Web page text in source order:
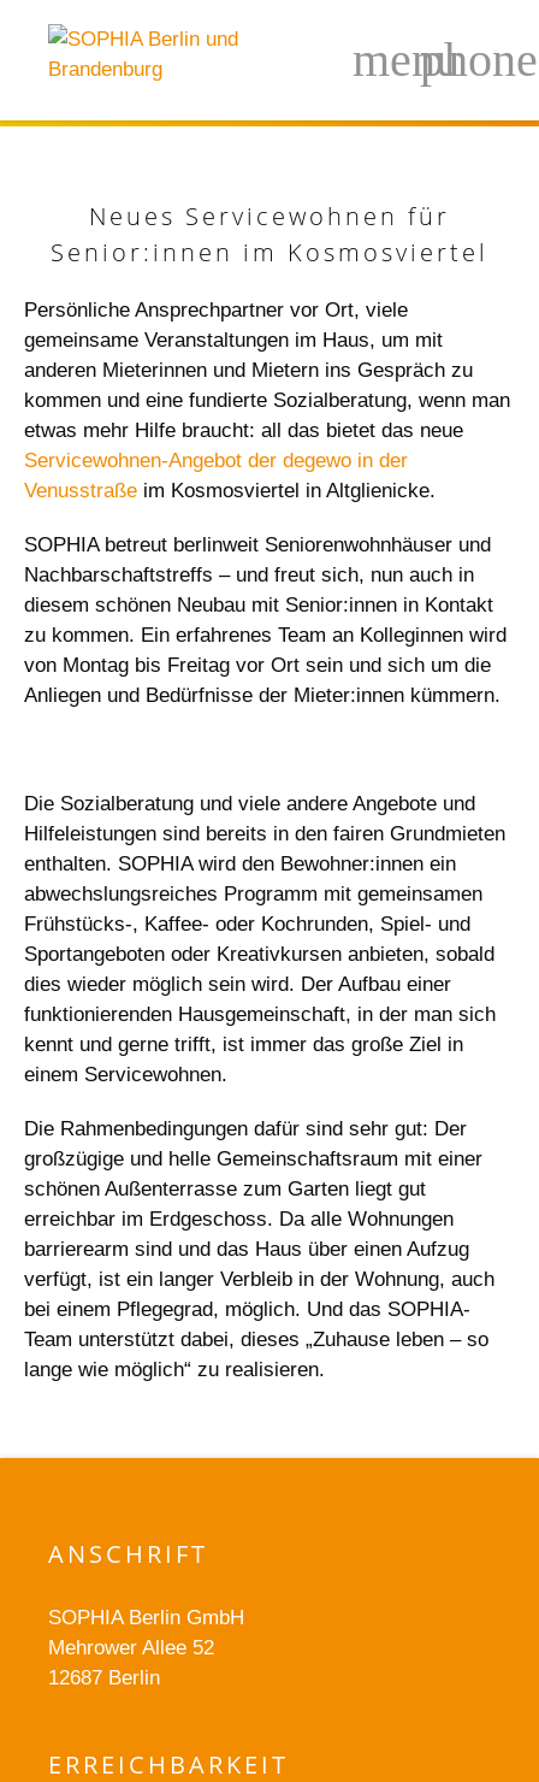
Neues Servicewohnen für
Senior:innen im Kosmosviertel
Persönliche Ansprechpartner vor Ort, viele
gemeinsame Veranstaltungen im Haus, um mit
anderen Mieterinnen und Mietern ins Gespräch zu
kommen und eine fundierte Sozialberatung, wenn man
etwas mehr Hilfe braucht: all das bietet das neue
Servicewohnen-Angebot der degewo in der
Venusstraße im Kosmosviertel in Altglienicke.
SOPHIA betreut berlinweit Seniorenwohnhäuser und
Nachbarschaftstreffs – und freut sich, nun auch in
diesem schönen Neubau mit Senior:innen in Kontakt
zu kommen. Ein erfahrenes Team an Kolleginnen wird
von Montag bis Freitag vor Ort sein und sich um die
Anliegen und Bedürfnisse der Mieter:innen kümmern.
Die Sozialberatung und viele andere Angebote und
Hilfeleistungen sind bereits in den fairen Grundmieten
enthalten. SOPHIA wird den Bewohner:innen ein
abwechslungsreiches Programm mit gemeinsamen
Frühstücks-, Kaffee- oder Kochrunden, Spiel- und
Sportangeboten oder Kreativkursen anbieten, sobald
dies wieder möglich sein wird. Der Aufbau einer
funktionierenden Hausgemeinschaft, in der man sich
kennt und gerne trifft, ist immer das große Ziel in
einem Servicewohnen.
Die Rahmenbedingungen dafür sind sehr gut: Der
großzügige und helle Gemeinschaftsraum mit einer
schönen Außenterrasse zum Garten liegt gut
erreichbar im Erdgeschoss. Da alle Wohnungen
barrierearm sind und das Haus über einen Aufzug
verfügt, ist ein langer Verbleib in der Wohnung, auch
bei einem Pflegegrad, möglich. Und das SOPHIA-
Team unterstützt dabei, dieses „Zuhause leben – so
lange wie möglich“ zu realisieren.
ANSCHRIFT
SOPHIA Berlin GmbH
Mehrower Allee 52
12687 Berlin
ERREICHBARKEIT